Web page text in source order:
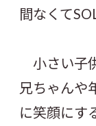
間なくて
小さい子
兄ちゃんや
に笑顔にす